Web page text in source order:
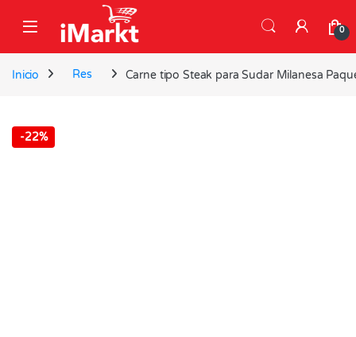
0
Inicio Res Carne tipo Steak para Sudar Milanesa
-22%